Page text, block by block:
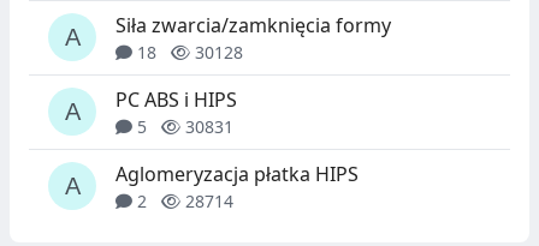
Siła zwarcia/zamknięcia formy
18 30128
PC ABS i HIPS
5 30831
Aglomeryzacja płatka HIPS
2 28714